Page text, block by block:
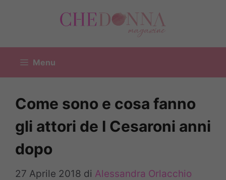
Menu
Come sono e cosa fanno
gli attori de I Cesaroni anni
dopo
27 Aprile 2018 di Alessandra Orlacchio